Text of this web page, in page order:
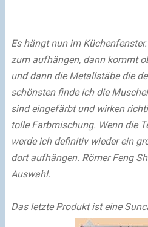
Es hängt nun im
zum aufhängen, dann kommt
und dann die Metallstäbe die
schönsten finde ich die
sind eingefärbt und wirken
tolle Farbmischung. Wenn die
werde ich definitiv wieder ein
dort aufhängen. Römer Feng
Auswahl.
Das letzte Produkt ist eine